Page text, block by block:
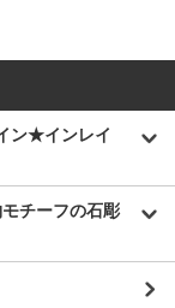
ン★インレイ
チーフの石彫